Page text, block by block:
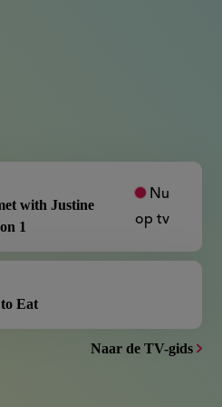
with Justine
1
Nu
op tv
Eat
Naar de TV-gids